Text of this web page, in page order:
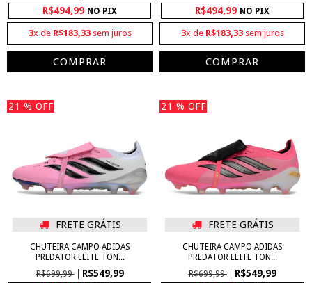
R$494,99 NO PIX
3x de R$183,33sem juros
COMPRAR
R$494,99 NO PIX
3x de R$183,33sem juros
COMPRAR
21 % OFF
FRETE GRÁTIS
CHUTEIRA CAMPO ADIDAS
PREDATOR ELITE TON...
R$699,99
R$549,99
21 % OFF
FRETE GRÁTIS
CHUTEIRA CAMPO ADIDAS
PREDATOR ELITE TON...
R$699,99
R$549,99